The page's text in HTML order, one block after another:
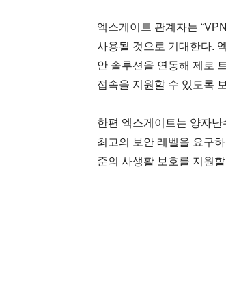
엑스게이트 관계자는
사용될 것으로 기대한다.
안 솔루션을 연동해 제로
접속을 지원할 수 있도록
한편 엑스게이트는 양자
최고의 보안 레벨을 요구
준의 사생활 보호를 지원